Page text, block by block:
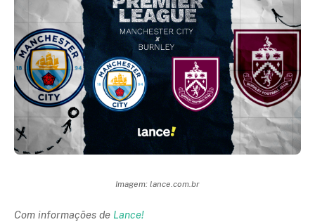
Imagem: lance.com.br
Com informações de Lance!